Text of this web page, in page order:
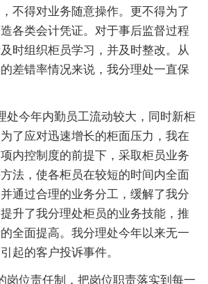
不得对业务随意操作。更不得为了
各类会计凭证。对于事后监督过程
时组织柜员学习，并及时整改。从
差错率情况来说，我分理处一直保
处今年内勤员工流动较大，同时新柜
了应对迅速增长的柜面压力，我在
内控制度的前提下，采取柜员业务
法，使各柜员在较短的时间内全面
通过合理的业务分工，缓解了我分
升了我分理处柜员的业务技能，推
全面提高。我分理处今年以来无一
起的客户投诉事件。
岗位责任制，把岗位职责落实到每一